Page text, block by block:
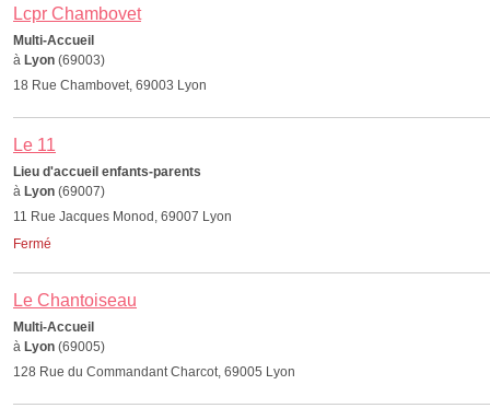
Lcpr Chambovet
Multi-Accueil
à Lyon (69003)
18 Rue Chambovet, 69003 Lyon
Le 11
Lieu d'accueil enfants-parents
à Lyon (69007)
11 Rue Jacques Monod, 69007 Lyon
Fermé
Le Chantoiseau
Multi-Accueil
à Lyon (69005)
128 Rue du Commandant Charcot, 69005 Lyon